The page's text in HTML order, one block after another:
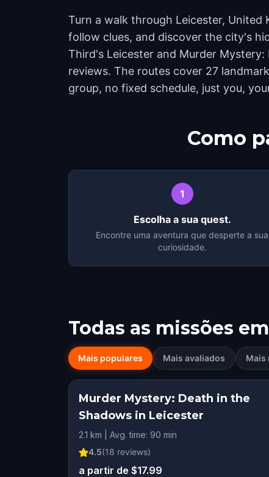
Turn a walk through Leicester,
follow clues, and discover the city's
Third's Leicester and Murder
reviews. The routes cover 27
group, no fixed schedule, just you,
Como
1
Escolha a sua quest.
Encontre uma aventura que desperte a sua
curiosidade.
Todas as missões em
Mais populares Mais avaliados Mais
Murder Mystery: Death in the
Shadows in Leicester
2.1 km | Avg. time: 90 min
4.5(18 reviews)
a partir de $17.99